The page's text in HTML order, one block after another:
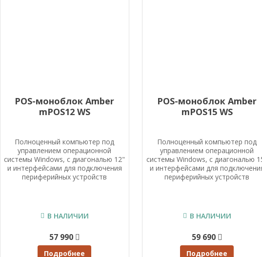
POS-моноблок Amber
mPOS12 WS
Полноценный компьютер под
управлением операционной
системы Windows, с диагональю 12"
и интерфейсами для подключения
периферийных устройств
В НАЛИЧИИ
57 990
Подробнее
POS-моноблок Amber
mPOS15 WS
Полноценный компьютер под
управлением операционной
системы Windows, с диагональю
и интерфейсами для
периферийных устройств
В НАЛИЧИИ
59 690
Подробнее